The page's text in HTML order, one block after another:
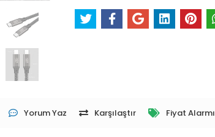
Yorum Yaz Karşılaştır Fiyat Alarmı